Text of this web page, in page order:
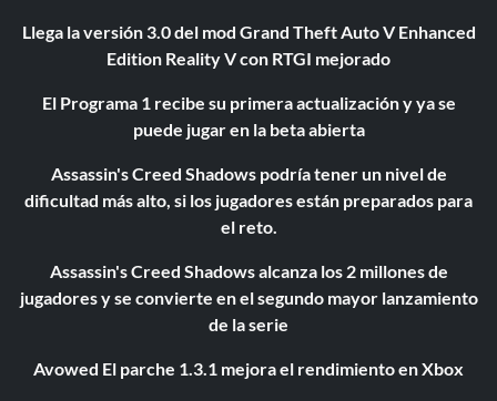
Llega la versión 3.0 del mod Grand Theft Auto V Enhanced
Edition Reality V con RTGI mejorado
El Programa 1 recibe su primera actualización y ya se
puede jugar en la beta abierta
Assassin's Creed Shadows podría tener un nivel de
dificultad más alto, si los jugadores están preparados para
el reto.
Assassin's Creed Shadows alcanza los 2 millones de
jugadores y se convierte en el segundo mayor lanzamiento
de la serie
Avowed El parche 1.3.1 mejora el rendimiento en Xbox